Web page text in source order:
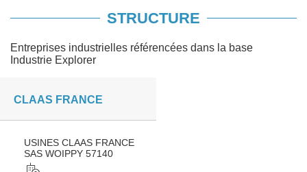
STRUCTURE
Entreprises industrielles référencées dans la base
Industrie Explorer
CLAAS FRANCE
USINES CLAAS FRANCE
SAS WOIPPY 57140